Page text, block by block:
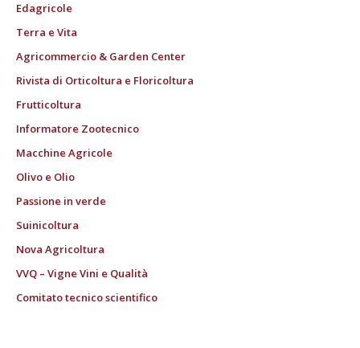
Edagricole
Terra e Vita
Agricommercio & Garden Center
Rivista di Orticoltura e Floricoltura
Frutticoltura
Informatore Zootecnico
Macchine Agricole
Olivo e Olio
Passione in verde
Suinicoltura
Nova Agricoltura
VVQ – Vigne Vini e Qualità
Comitato tecnico scientifico